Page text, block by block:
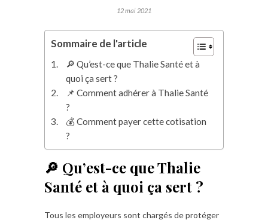
12 mai 2021
Sommaire de l'article
🔎 Qu’est-ce que Thalie Santé et à
quoi ça sert ?
📌 Comment adhérer à Thalie Santé
?
💰 Comment payer cette cotisation
?
🔎 Qu’est-ce que Thalie
Santé et à quoi ça sert ?
Tous les employeurs sont chargés de protéger